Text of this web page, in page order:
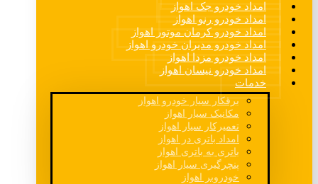
امداد خودرو جک اهواز
امداد خودرو رنو اهواز
امداد خودرو کرمان موتور اهواز
امداد خودرو مدیران خودرو اهواز
امداد خودرو مزدا اهواز
امداد خودرو نیسان اهواز
خدمات
برقکار سیار خودرو اهواز
مکانیک سیار اهواز
تعمیرکار سیار اهواز
امداد باتری در اهواز
باتری به باتری اهواز
پنچرگیری سیار اهواز
خودروبر اهواز